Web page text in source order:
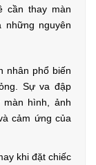
cần thay màn
những nguyên
nhân phổ biến
Sự va đập
hình, ảnh
cảm ứng của
khi đặt chiếc